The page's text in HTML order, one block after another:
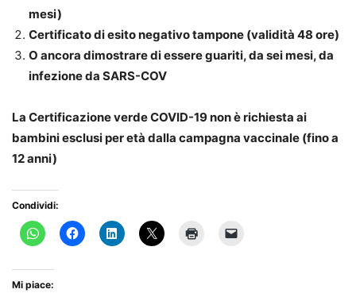
mesi)
Certificato di esito negativo tampone (validità 48 ore)
O ancora dimostrare di essere guariti, da sei mesi, da
infezione da SARS-COV
La Certificazione verde COVID-19 non è richiesta ai
bambini esclusi per età dalla campagna vaccinale (fino a
12 anni)
Condividi:
Mi piace: